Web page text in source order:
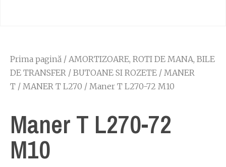
Prima pagină / AMORTIZOARE, ROTI DE MANA, BILE
DE TRANSFER / BUTOANE SI ROZETE / MANER
T / MANER T L270 / Maner T L270-72 M10
Maner T L270-72
M10